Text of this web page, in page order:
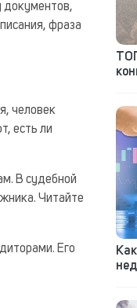
документов,
фраза
человек
есть ли
В судебной
Читайте
Его